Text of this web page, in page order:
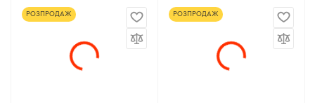
РОЗПРОДАЖ РОЗПРОДАЖ